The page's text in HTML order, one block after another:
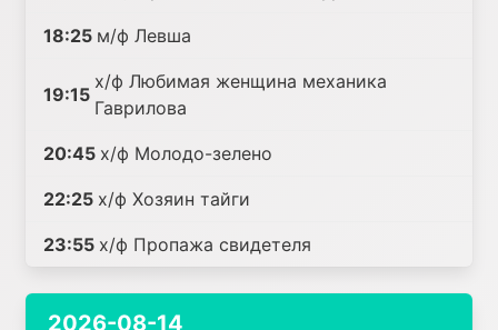
18:25 м/ф Левша
19:15
х/ф Любимая женщина механика
Гаврилова
20:45 х/ф Молодо-зелено
22:25 х/ф Хозяин тайги
23:55 х/ф Пропажа свидетеля
2026-08-14